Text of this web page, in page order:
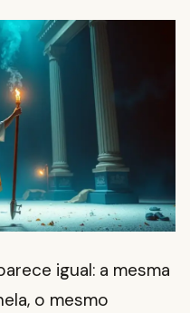
igual: a mesma
o mesmo